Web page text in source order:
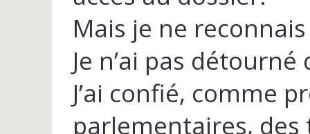
Mais je ne
Je n’ai pas
J’ai confié, comme
parlementaires,